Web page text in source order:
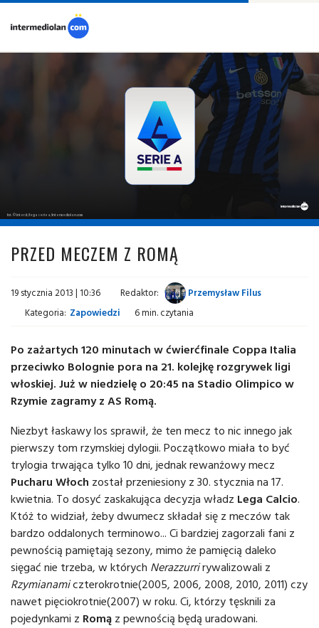
fot. © inter.it/legaseriea/intermediolan.com
PRZED MECZEM Z ROMĄ
19 stycznia 2013 | 10:36 Redaktor:
Przemysław Filus
Kategoria: Zapowiedzi 6 min. czytania
Po zażartych 120 minutach w ćwierćfinale Coppa Italia
przeciwko Bolognie pora na 21. kolejkę rozgrywek ligi
włoskiej. Już w niedzielę o 20:45 na Stadio Olimpico w
Rzymie zagramy z AS Romą.
Niezbyt łaskawy los sprawił, że ten mecz to nic innego jak
pierwszy tom rzymskiej dylogii. Początkowo miała to być
trylogia trwająca tylko 10 dni, jednak rewanżowy mecz
Pucharu Włoch został przeniesiony z 30. stycznia na 17.
kwietnia. To dosyć zaskakująca decyzja władz Lega Calcio.
Któż to widział, żeby dwumecz składał się z meczów tak
bardzo oddalonych terminowo... Ci bardziej zagorzali fani z
pewnością pamiętają sezony, mimo że pamięcią daleko
sięgać nie trzeba, w których Nerazzurrirywalizowali z
Rzymianamiczterokrotnie(2005, 2006, 2008, 2010, 2011) czy
nawet pięciokrotnie(2007) w roku. Ci, którzy tęsknili za
pojedynkami z Romą z pewnością będą uradowani.